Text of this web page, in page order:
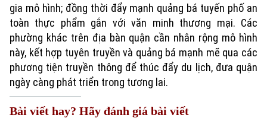
Xu hướng
gia mô hình; đồng thời đẩy mạnh quảng bá tuyến phố an
toàn thực phẩm gắn với văn minh thương mại. Các
phường khác trên địa bàn quận cần nhân rộng mô hình
này, kết hợp tuyên truyền và quảng bá mạnh mẽ qua các
phương tiện truyền thông để thúc đẩy du lịch, đưa quận
ngày càng phát triển trong tương lai.
Bài viết hay? Hãy đánh giá bài viết